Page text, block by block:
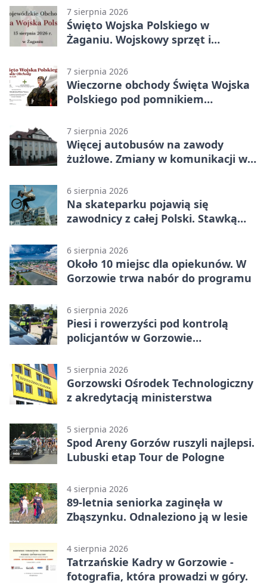
stracili zwycięstwo w doliczonym
czasie
7 sierpnia 2026
Święto Wojska Polskiego w
Żaganiu. Wojskowy sprzęt i
7 sierpnia 2026
Wieczorne obchody Święta Wojska
Polskiego pod pomnikiem
7 sierpnia 2026
Więcej autobusów na zawody
żużlowe. Zmiany w komunikacji w
6 sierpnia 2026
Na skateparku pojawią się
zawodnicy z całej Polski. Stawką
6 sierpnia 2026
Około 10 miejsc dla opiekunów. W
Gorzowie trwa nabór do programu
6 sierpnia 2026
Piesi i rowerzyści pod kontrolą
policjantów w Gorzowie
5 sierpnia 2026
Gorzowski Ośrodek Technologiczny
z akredytacją ministerstwa
5 sierpnia 2026
Spod Areny Gorzów ruszyli najlepsi.
Lubuski etap Tour de Pologne
4 sierpnia 2026
89-letnia seniorka zaginęła w
Zbąszynku. Odnaleziono ją w lesie
4 sierpnia 2026
Tatrzańskie Kadry w Gorzowie -
fotografia, która prowadzi w góry.